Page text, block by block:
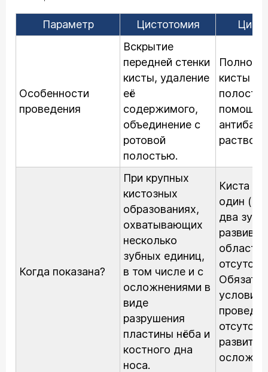
Параметр Цистотомия
Особенности
проведения
Вскрытие
передней стенки
кисты, удаление
её
содержимого,
объединение с
ротовой
полостью.
Полное
кисты и
полости
помощи
Когда показана?
При крупных
кистозных
образованиях,
охватывающих
несколько
зубных единиц,
в том числе и с
осложнениями в
виде
разрушения
пластины нёба и
костного дна
носа.
Киста
один
два
области
условие
развития